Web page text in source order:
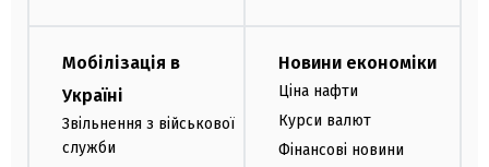
Мобілізація в
Україні
Звільнення з військової
служби
Новини економіки
Ціна нафти
Курси валют
Фінансові новини